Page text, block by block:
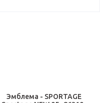
Эмблема - SPORTAGE